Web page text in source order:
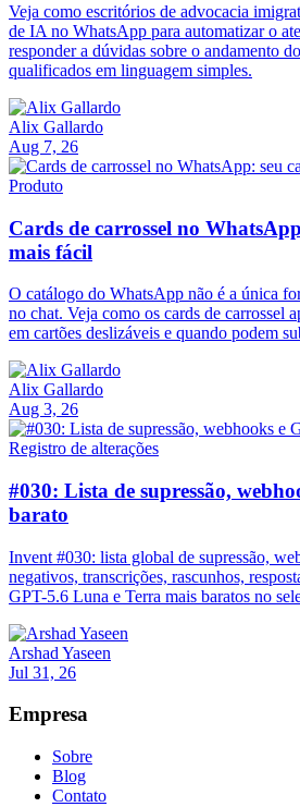
Veja como escritórios de advocacia
de IA no WhatsApp para automatizar o
responder a dúvidas sobre o andamento
qualificados em linguagem simples.
Alix Gallardo
Aug 7, 26
Produto
Cards de carrossel no
mais fácil
O catálogo do WhatsApp não é a única
no chat. Veja como os cards de carrossel
em cartões deslizáveis e quando podem
Alix Gallardo
Aug 3, 26
Registro de alterações
#030: Lista de supressão,
barato
Invent #030: lista global de supressão,
negativos, transcrições, rascunhos,
GPT-5.6 Luna e Terra mais baratos no
Arshad Yaseen
Jul 31, 26
Empresa
Sobre
Blog
Contato